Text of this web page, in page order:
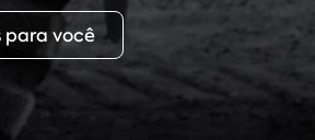
para você